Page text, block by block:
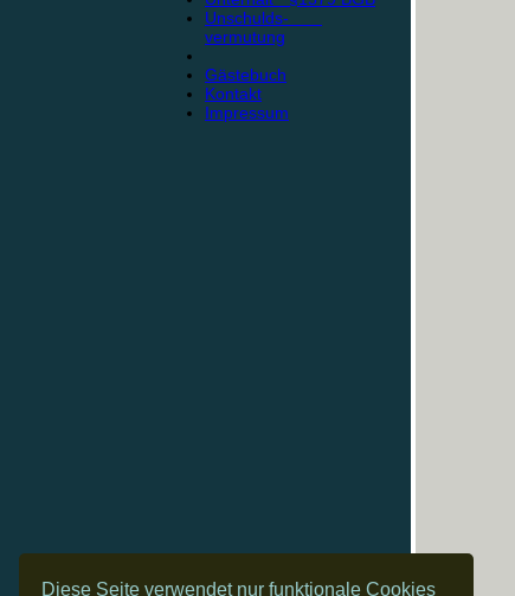
Diese Seite verwendet nur funktionale Cookies
Unschulds-
vermutung
Gästebuch
Kontakt
Impressum